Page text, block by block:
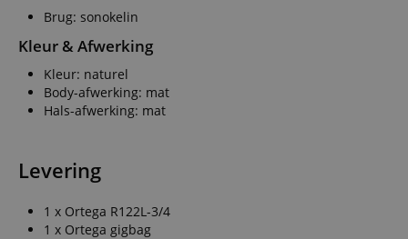
Brug: sonokelin
Kleur & Afwerking
Kleur: naturel
Body-afwerking: mat
Hals-afwerking: mat
Levering
1 x Ortega R122L-3/4
1 x Ortega gigbag